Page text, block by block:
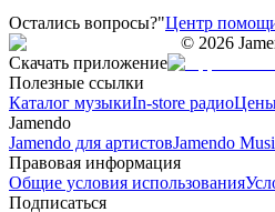
Остались вопросы?"Центр
© 2026
Скачать приложение
Полезные ссылки
Каталог музыкиIn-store радио
Jamendo
Jamendo для артистовJamendo
Правовая информация
Общие условия использования
Подписаться